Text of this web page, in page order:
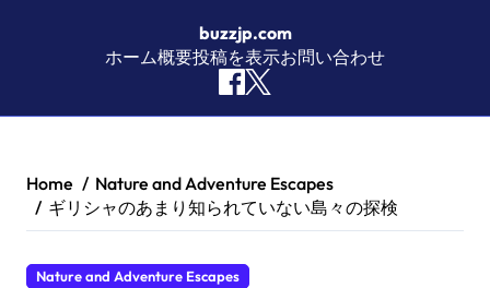
buzzjp.com
ホーム概要投稿を表示お問い合わせ
Home
Nature and Adventure Escapes
ギリシャのあまり知られていない島々の探検
Nature and Adventure Escapes